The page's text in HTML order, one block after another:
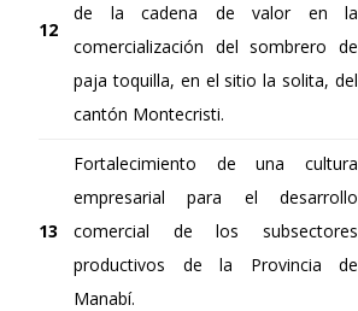
12
de la cadena de valor en la
comercialización del sombrero de
paja toquilla, en el sitio la solita, del
cantón Montecristi.
13
Fortalecimiento de una cultura
empresarial para el desarrollo
comercial de los subsectores
productivos de la Provincia de
Manabí.